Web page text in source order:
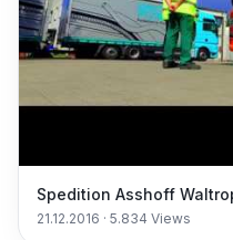
21.12.2016 · 5.834 Views